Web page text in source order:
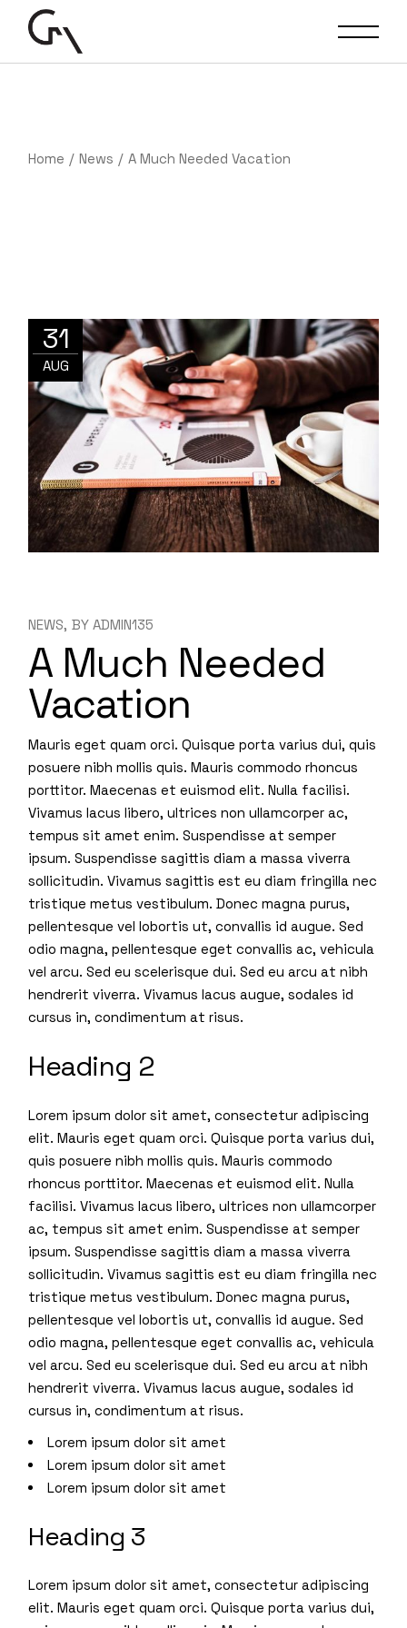
content
Home News A Much Needed Vacation
31
AUG
NEWS BY ADMIN135
A Much Needed
Vacation
Mauris eget quam orci. Quisque porta varius dui, quis
posuere nibh mollis quis. Mauris commodo rhoncus
porttitor. Maecenas et euismod elit. Nulla facilisi.
Vivamus lacus libero, ultrices non ullamcorper ac,
tempus sit amet enim. Suspendisse at semper
ipsum. Suspendisse sagittis diam a massa viverra
sollicitudin. Vivamus sagittis est eu diam fringilla nec
tristique metus vestibulum. Donec magna purus,
pellentesque vel lobortis ut, convallis id augue. Sed
odio magna, pellentesque eget convallis ac, vehicula
vel arcu. Sed eu scelerisque dui. Sed eu arcu at nibh
hendrerit viverra. Vivamus lacus augue, sodales id
cursus in, condimentum at risus.
Heading 2
Lorem ipsum dolor sit amet, consectetur adipiscing
elit. Mauris eget quam orci. Quisque porta varius dui,
quis posuere nibh mollis quis. Mauris commodo
rhoncus porttitor. Maecenas et euismod elit. Nulla
facilisi. Vivamus lacus libero, ultrices non ullamcorper
ac, tempus sit amet enim. Suspendisse at semper
ipsum. Suspendisse sagittis diam a massa viverra
sollicitudin. Vivamus sagittis est eu diam fringilla nec
tristique metus vestibulum. Donec magna purus,
pellentesque vel lobortis ut, convallis id augue. Sed
odio magna, pellentesque eget convallis ac, vehicula
vel arcu. Sed eu scelerisque dui. Sed eu arcu at nibh
hendrerit viverra. Vivamus lacus augue, sodales id
cursus in, condimentum at risus.
Lorem ipsum dolor sit amet
Lorem ipsum dolor sit amet
Lorem ipsum dolor sit amet
Heading 3
Lorem ipsum dolor sit amet, consectetur adipiscing
elit. Mauris eget quam orci. Quisque porta varius dui,